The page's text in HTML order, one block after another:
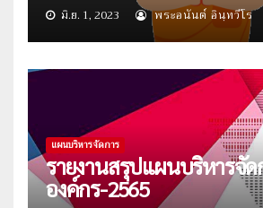
มิ.ย. 1, 2023 พระอนันต์ อินฺทวีโร
แผนบริหารจัดการ
รายงานสรุปแผนบริหารจัด
องค์กร-2565